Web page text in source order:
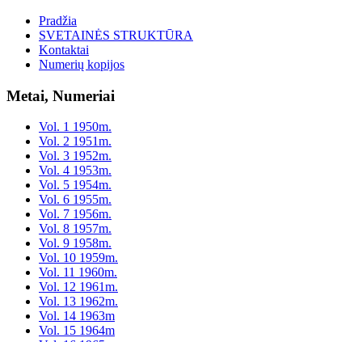
Pradžia
SVETAINĖS STRUKTŪRA
Kontaktai
Numerių kopijos
Metai, Numeriai
Vol. 1 1950m.
Vol. 2 1951m.
Vol. 3 1952m.
Vol. 4 1953m.
Vol. 5 1954m.
Vol. 6 1955m.
Vol. 7 1956m.
Vol. 8 1957m.
Vol. 9 1958m.
Vol. 10 1959m.
Vol. 11 1960m.
Vol. 12 1961m.
Vol. 13 1962m.
Vol. 14 1963m
Vol. 15 1964m